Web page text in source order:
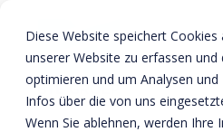
Diese Website speichert
unserer Website zu erfassen
optimieren und um Analysen
Infos über die von uns
Wenn Sie ablehnen, werden